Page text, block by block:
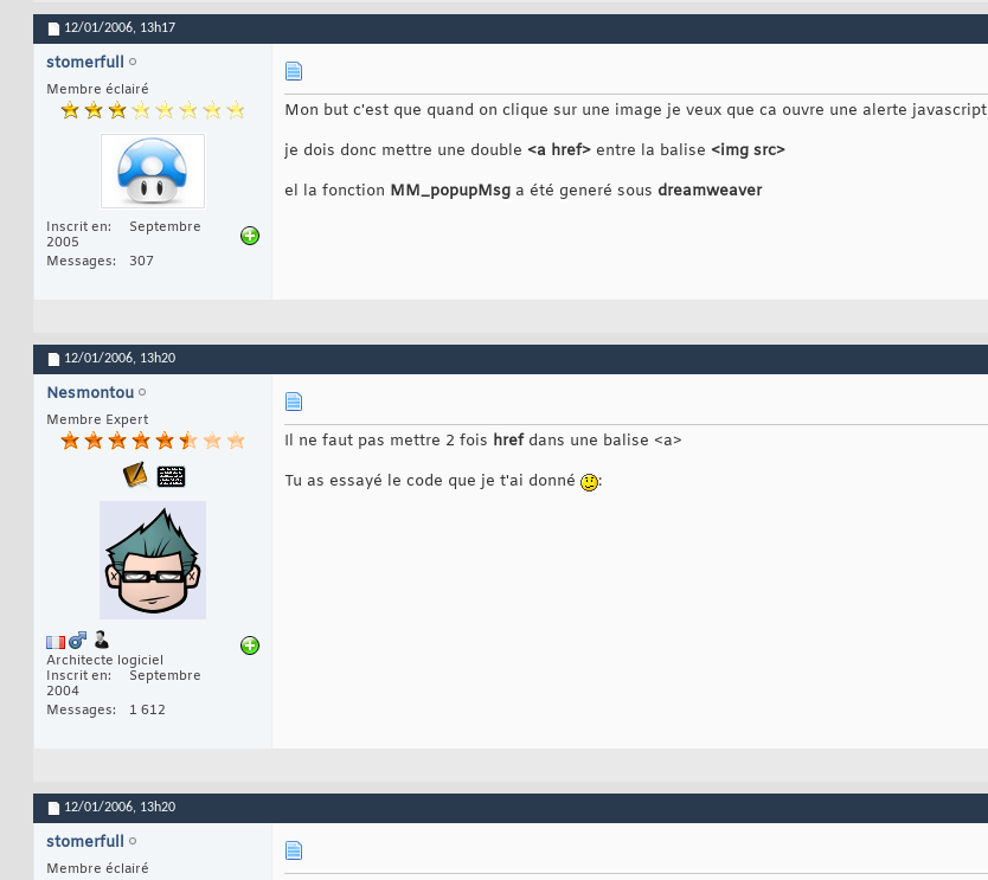
12/01/2006, 13h17
stomerfull
Membre éclairé
Inscrit en
Septembre
2005
Messages
307
Mon but c'est que quand on clique sur une image je veux que ca ouvre une alerte javascript
je dois donc mettre une double <a href> entre la balise <img src>
el la fonction MM_popupMsg a été generé sous dreamweaver
12/01/2006, 13h20
Nesmontou
Membre Expert
Architecte logiciel
Inscrit en
Septembre
2004
Messages
1 612
Il ne faut pas mettre 2 fois hrefdans une balise <a>
Tu as essayé le code que je t'ai donné
:
12/01/2006, 13h20
stomerfull
Membre éclairé